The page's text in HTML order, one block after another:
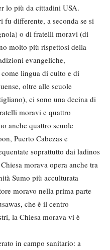
lo più da cittadini USA.
differente, a seconda se si
o di fratelli moravi (di
molto più rispettosi della
evangeliche,
lingua di culto e di
oltre alle scuole
ci sono una decina di
moravi e quattro
anche quattro scuole
Puerto Cabezas e
soprattutto dai ladinos
morava opera anche tra
Sumo più acculturata
moravo nella prima parte
che è il centro
la Chiesa morava vi è
in campo sanitario: a